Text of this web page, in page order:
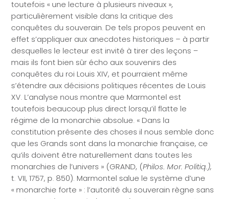
toutefois « une lecture à plusieurs niveaux »,
particulièrement visible dans la critique des
conquêtes du souverain. De tels propos peuvent en
effet s’appliquer aux anecdotes historiques – à partir
desquelles le lecteur est invité à tirer des leçons –
mais ils font bien sûr écho aux souvenirs des
conquêtes du roi Louis XIV, et pourraient même
s’étendre aux décisions politiques récentes de Louis
XV. L’analyse nous montre que Marmontel est
toutefois beaucoup plus direct lorsqu’il flatte le
régime de la monarchie absolue. « Dans la
constitution présente des choses il nous semble donc
que les Grands sont dans la monarchie française, ce
qu’ils doivent être naturellement dans toutes les
monarchies de l’univers » (GRAND, (Philos. Mor. Politiq.),
t. VII, 1757, p. 850). Marmontel salue le système d’une
« monarchie forte » : l’autorité du souverain règne sans